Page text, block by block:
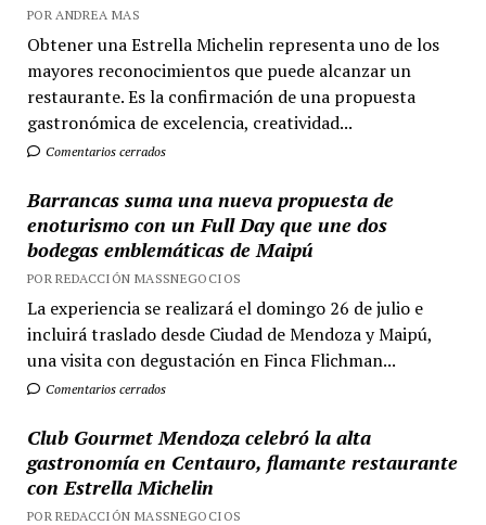
POR ANDREA MAS
Obtener una Estrella Michelin representa uno de los
mayores reconocimientos que puede alcanzar un
restaurante. Es la confirmación de una propuesta
gastronómica de excelencia, creatividad...
Comentarios cerrados
Barrancas suma una nueva propuesta de
enoturismo con un Full Day que une dos
bodegas emblemáticas de Maipú
POR REDACCIÓN MASSNEGOCIOS
La experiencia se realizará el domingo 26 de julio e
incluirá traslado desde Ciudad de Mendoza y Maipú,
una visita con degustación en Finca Flichman...
Comentarios cerrados
Club Gourmet Mendoza celebró la alta
gastronomía en Centauro, flamante restaurante
con Estrella Michelin
POR REDACCIÓN MASSNEGOCIOS